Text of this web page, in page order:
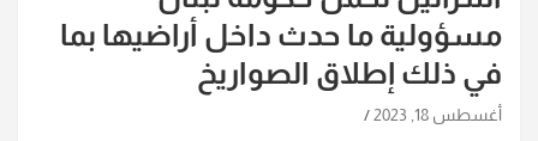
مسؤولية ما حدث داخل أراضيها بما
في ذلك إطلاق الصواريخ
أغسطس 18, 2023